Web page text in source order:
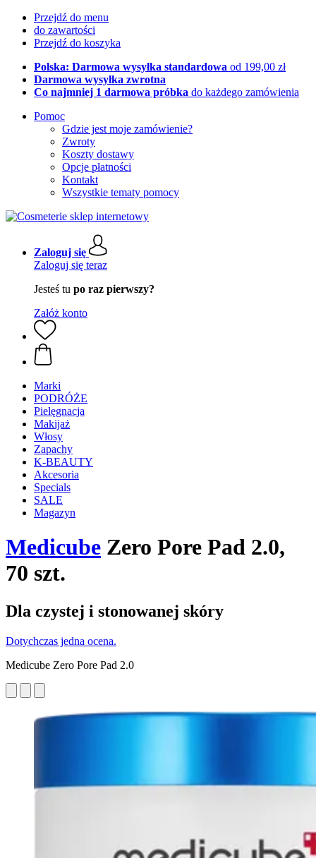
Przejdź do menu
do zawartości
Przejdź do koszyka
Polska: Darmowa wysyłka standardowa od 199,00 zł
Darmowa wysyłka zwrotna
Co najmniej 1 darmowa próbka do każdego zamówienia
Pomoc
Gdzie jest moje zamówienie?
Zwroty
Koszty dostawy
Opcje płatności
Kontakt
Wszystkie tematy pomocy
Zaloguj się
Zaloguj się teraz
Jesteś tu po raz pierwszy?
Załóż konto
Marki
PODRÓŻE
Pielęgnacja
Makijaż
Włosy
Zapachy
K-BEAUTY
Akcesoria
Specials
SALE
Magazyn
Medicube Zero Pore Pad 2.0,
70 szt.
Dla czystej i stonowanej skóry
Dotychczas jedna ocena.
Medicube Zero Pore Pad 2.0